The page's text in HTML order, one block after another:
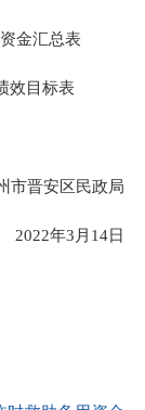
金汇总表
效目标表
市晋安区民政局
2022年3月14日